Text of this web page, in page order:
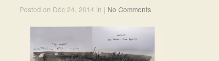
Posted on Déc 24, 2014 in | No Comments